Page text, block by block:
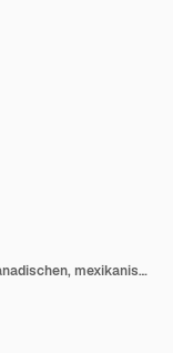
Frachtcontainer mit amerikanischen, kanadischen, mexikanischen und chinesischen Flaggen auf den Haken Der Handelskrieg der Vereinigten Staaten mit Kanada, Mexiko und China Konzept 3D-Rendering isoliert auf transparentem Hintergrund